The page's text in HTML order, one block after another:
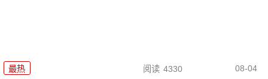
最热 阅读 4330 08-04